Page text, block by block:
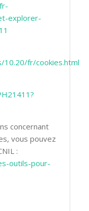
explorer-
10.20/fr/cookies.html
concernant
vous pouvez
:
outils-pour-